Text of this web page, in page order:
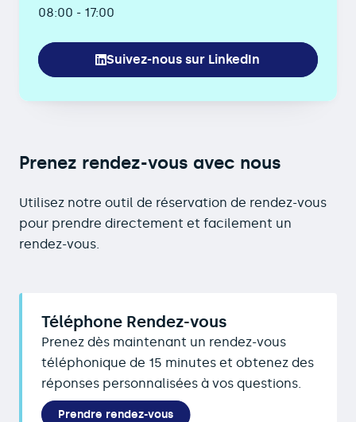
08:00 - 17:00
Suivez-nous sur LinkedIn
Prenez rendez-vous avec nous
Utilisez notre outil de réservation de rendez-vous
pour prendre directement et facilement un
rendez-vous.
Téléphone Rendez-vous
Prenez dès maintenant un rendez-vous
téléphonique de 15 minutes et obtenez des
réponses personnalisées à vos questions.
Prendre rendez-vous